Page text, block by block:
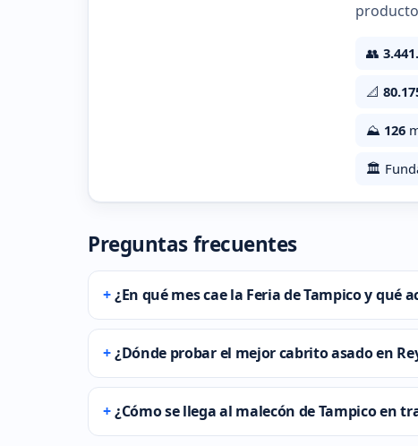
👥
📐
⛰️ 126
🏛️
Preguntas frecuentes
¿En qué mes cae la Feria de Tampico y qué
¿Dónde probar el mejor cabrito asado en
¿Cómo se llega al malecón de Tampico en